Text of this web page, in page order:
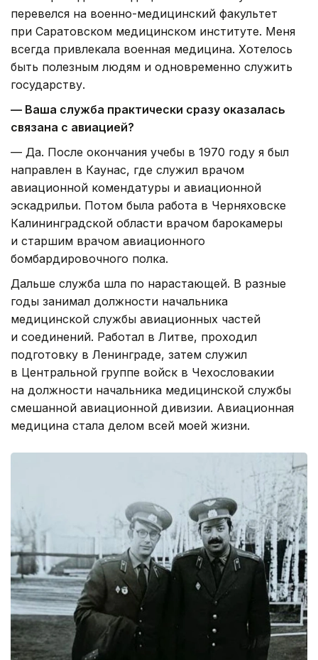
перевелся на военно-медицинский факультет
при Саратовском медицинском институте. Меня
всегда привлекала военная медицина. Хотелось
быть полезным людям и одновременно служить
государству.
— Ваша служба практически сразу оказалась
связана с авиацией?
— Да. После окончания учебы в 1970 году я был
направлен в Каунас, где служил врачом
авиационной комендатуры и авиационной
эскадрильи. Потом была работа в Черняховске
Калининградской области врачом барокамеры
и старшим врачом авиационного
бомбардировочного полка.
Дальше служба шла по нарастающей. В разные
годы занимал должности начальника
медицинской службы авиационных частей
и соединений. Работал в Литве, проходил
подготовку в Ленинграде, затем служил
в Центральной группе войск в Чехословакии
на должности начальника медицинской службы
смешанной авиационной дивизии. Авиационная
медицина стала делом всей моей жизни.